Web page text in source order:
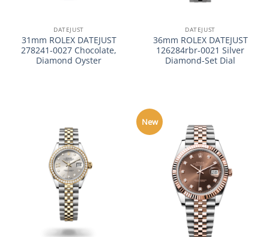
DATEJUST
31mm ROLEX DATEJUST
278241-0027 Chocolate,
Diamond Oyster
DATEJUST
36mm ROLEX DATEJUST
126284rbr-0021 Silver
Diamond-Set Dial
New